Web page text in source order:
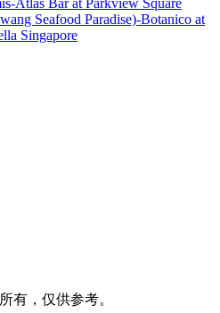
Atlas Bar at Parkview Square
Seafood Paradise)-Botanico at
Singapore
有，仅供参考。